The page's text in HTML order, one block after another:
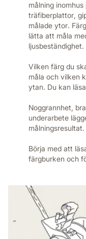
målning
träfiberplattor,
målade ytor.
lätta att måla
ljusbeständighet.
Vilken färg du
måla och vilken
ytan. Du kan
Noggrannhet,
underarbete
målningsresultat.
Börja med att
färgburken och